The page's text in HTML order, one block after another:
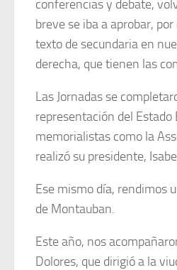
conferencias y debate,
breve se iba a aprobar,
texto de secundaria en
derecha, que tienen las
Las Jornadas se
representación del
memorialistas como la
realizó su presidente,
Ese mismo día, rendimos
de Montauban.
Este año, nos
Dolores, que dirigió a la